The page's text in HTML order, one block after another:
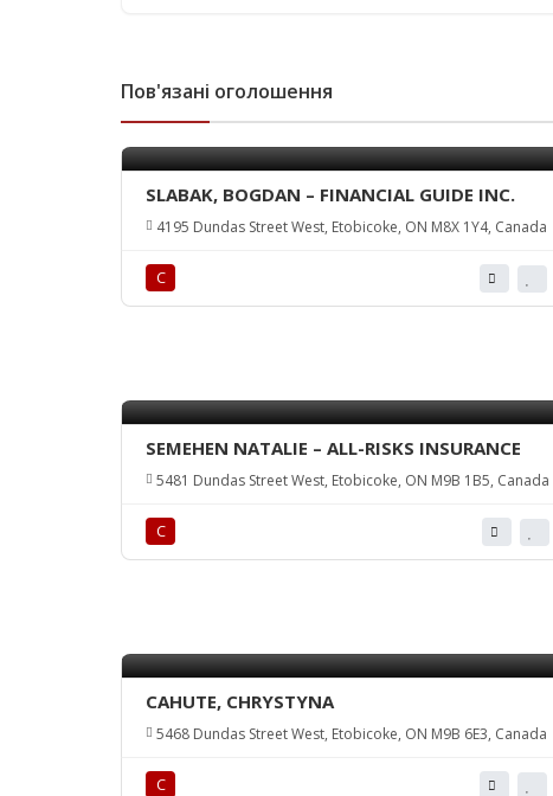
Пов'язані оголошення
SLABAK, BOGDAN – FINANCIAL GUIDE INC.
4195 Dundas Street West, Etobicoke, ON M8X 1Y4, Canada
С
SEMEHEN NATALIE – ALL-RISKS INSURANCE
5481 Dundas Street West, Etobicoke, ON M9B 1B5, Canada
С
CAHUTE, CHRYSTYNA
5468 Dundas Street West, Etobicoke, ON M9B 6E3, Canada
С